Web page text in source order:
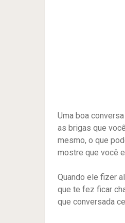
Uma boa
as brigas que
mesmo, o que
mostre que você
Quando ele fizer
que te fez ficar
que conversada